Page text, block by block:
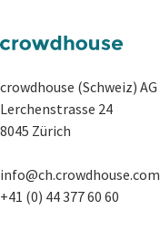
crowdhouse (Schweiz) AG
Lerchenstrasse 24
8045 Zürich
info@ch.crowdhouse.com
+41 (0) 44 377 60 60